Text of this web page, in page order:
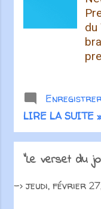
du
LIRE LA SUITE »
"Le verset du
-> jeudi, février